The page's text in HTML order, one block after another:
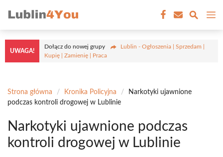
do
treści
UWAGA!
Dołącz do nowej grupy
Lublin - Ogłoszenia | Sprzedam |
Kupię | Zamienię | Praca
Strona główna / Kronika Policyjna /
Narkotyki ujawnione
podczas kontroli drogowej w Lublinie
Narkotyki ujawnione podczas
kontroli drogowej w Lublinie